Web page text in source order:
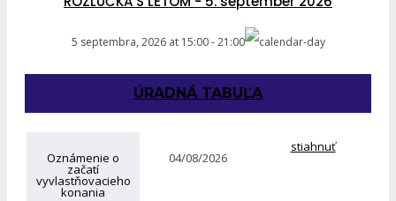
5 septembra, 2026 at 15:00-21:00
ÚRADNÁ TABUĽA
Oznámenie o
začatí
vyvlastňovacieho
konania
04/08/2026
stiahnuť